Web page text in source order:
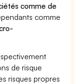
comme de
comme
de risque
risques propres